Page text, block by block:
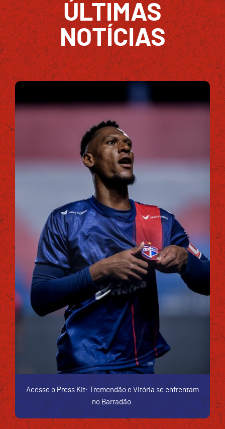
ÚLTIMAS
NOTÍCIAS
Acesse o Press Kit: Tremendão e Vitória se enfrentam
no Barradão.